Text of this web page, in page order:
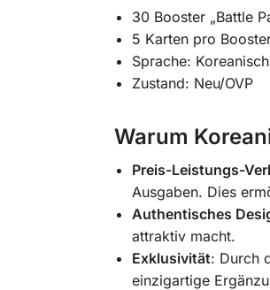
30 Booster „Battle
5 Karten pro
Sprache: Koreanisch
Zustand: Neu/OVP
Warum
Preis-Leistungs-
Ausgaben. Dies
Authentisches
attraktiv macht.
Exklusivität: Durch
einzigartige